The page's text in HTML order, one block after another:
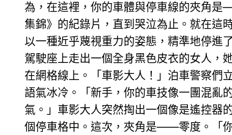
為，在這裡，你的車體與停車線的夾角
集錦》的紀錄片，直到哭泣為止。就在這
以一種近乎蔑視重力的姿態，精準地停進
駕駛座上走出一個全身黑色皮衣的女人，
在網格線上。「車影大人！」泊車警察們
語氣冰冷。「新手，你的車技像一團混亂
氣。」車影大人突然掏出一個像是遙控器
個停車格中。這次，夾角是——零度。「